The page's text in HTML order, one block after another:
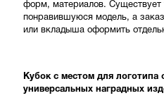
форм, материалов.
понравившуюся модель, а заказ
или вкладыша оформить
Кубок с местом для логотипа
универсальных наградных